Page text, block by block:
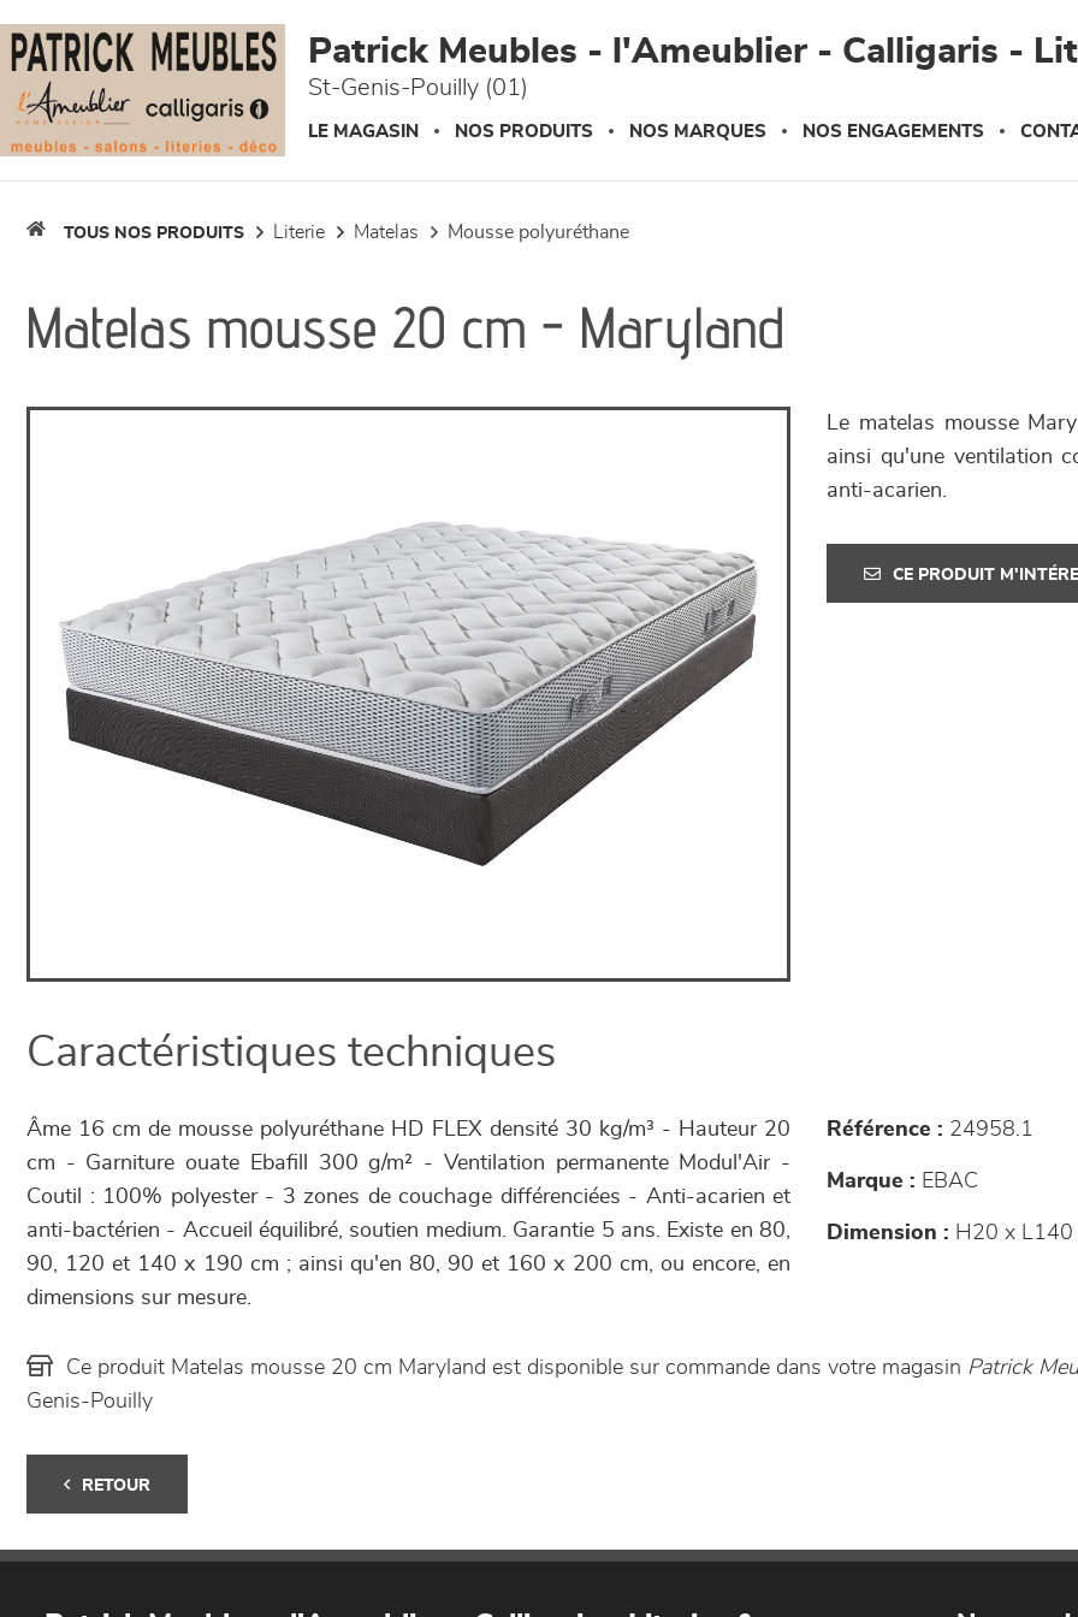
Patrick Meubles - l'Ameublier - Calligaris -
St-Genis-Pouilly (01)
LE MAGASIN NOS PRODUITS NOS MARQUES NOS ENGAGEMENTS
TOUS NOS PRODUITS literie matelas mousse polyuréthane
Matelas mousse 20 cm - Maryland
Le matelas mousse
ainsi qu'une ventilation
anti-acarien.
CE PRODUIT
Caractéristiques techniques
Âme 16 cm de mousse polyuréthane HD FLEX densité 30 kg/m³ - Hauteur 20
cm - Garniture ouate Ebafill 300 g/m² - Ventilation permanente Modul'Air -
Coutil : 100% polyester - 3 zones de couchage différenciées - Anti-acarien et
anti-bactérien - Accueil équilibré, soutien medium. Garantie 5 ans. Existe en 80,
90, 120 et 140 x 190 cm ; ainsi qu'en 80, 90 et 160 x 200 cm, ou encore, en
dimensions sur mesure.
Référence : 24958.1
Marque : EBAC
Dimension : H20 x L140
Ce produit Matelas mousse 20 cm Maryland est disponible sur commande dans votre magasin Patrick
Genis-Pouilly
RETOUR